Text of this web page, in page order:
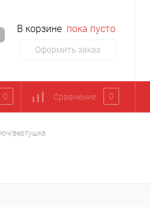
В корзине пока пусто
Оформить заказ
0 Сравнение 0
вертушка